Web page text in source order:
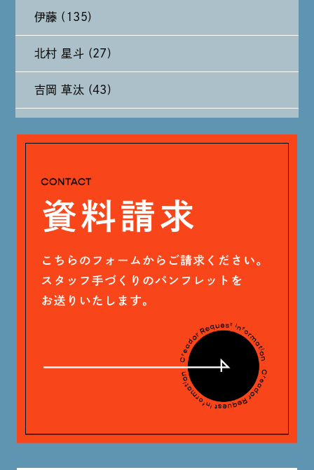
2024年8月 (11)
2024年7月 (11)
2024年6月 (12)
伊藤 (135)
北村 星斗 (27)
吉岡 草汰 (43)
戸田 好紀 (81)
木村 珠梨音 (101)
神定 龍杜 (13)